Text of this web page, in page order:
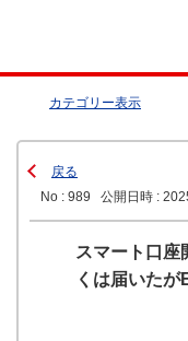
カテゴリー表示
戻る
No : 989
公開日時 :
スマート口座
くは届いたが